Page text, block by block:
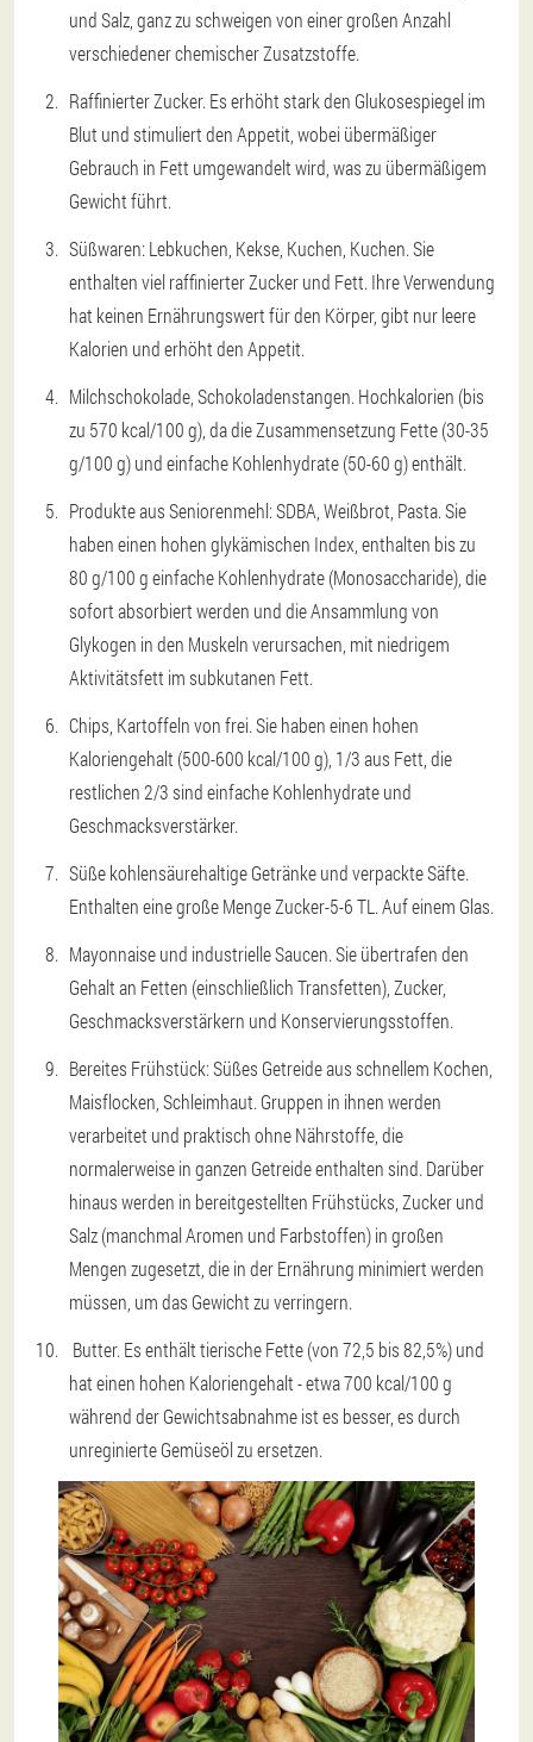
und Salz, ganz zu schweigen von einer großen Anzahl
verschiedener chemischer Zusatzstoffe.
Raffinierter Zucker. Es erhöht stark den Glukosespiegel im
Blut und stimuliert den Appetit, wobei übermäßiger
Gebrauch in Fett umgewandelt wird, was zu übermäßigem
Gewicht führt.
Süßwaren: Lebkuchen, Kekse, Kuchen, Kuchen. Sie
enthalten viel raffinierter Zucker und Fett. Ihre Verwendung
hat keinen Ernährungswert für den Körper, gibt nur leere
Kalorien und erhöht den Appetit.
Milchschokolade, Schokoladenstangen. Hochkalorien (bis
zu 570 kcal/100 g), da die Zusammensetzung Fette (30-35
g/100 g) und einfache Kohlenhydrate (50-60 g) enthält.
Produkte aus Seniorenmehl: SDBA, Weißbrot, Pasta. Sie
haben einen hohen glykämischen Index, enthalten bis zu
80 g/100 g einfache Kohlenhydrate (Monosaccharide), die
sofort absorbiert werden und die Ansammlung von
Glykogen in den Muskeln verursachen, mit niedrigem
Aktivitätsfett im subkutanen Fett.
Chips, Kartoffeln von frei. Sie haben einen hohen
Kaloriengehalt (500-600 kcal/100 g), 1/3 aus Fett, die
restlichen 2/3 sind einfache Kohlenhydrate und
Geschmacksverstärker.
Süße kohlensäurehaltige Getränke und verpackte Säfte.
Enthalten eine große Menge Zucker-5-6 TL. Auf einem Glas.
Mayonnaise und industrielle Saucen. Sie übertrafen den
Gehalt an Fetten (einschließlich Transfetten), Zucker,
Geschmacksverstärkern und Konservierungsstoffen.
Bereites Frühstück: Süßes Getreide aus schnellem Kochen,
Maisflocken, Schleimhaut. Gruppen in ihnen werden
verarbeitet und praktisch ohne Nährstoffe, die
normalerweise in ganzen Getreide enthalten sind. Darüber
hinaus werden in bereitgestellten Frühstücks, Zucker und
Salz (manchmal Aromen und Farbstoffen) in großen
Mengen zugesetzt, die in der Ernährung minimiert werden
müssen, um das Gewicht zu verringern.
Butter. Es enthält tierische Fette (von 72,5 bis 82,5%) und
hat einen hohen Kaloriengehalt - etwa 700 kcal/100 g
während der Gewichtsabnahme ist es besser, es durch
unreginierte Gemüseöl zu ersetzen.